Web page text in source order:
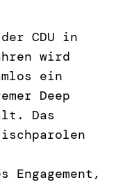
CDU in
wird
ein
Deep
Das